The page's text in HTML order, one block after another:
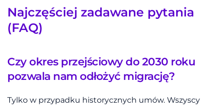
Najczęściej zadawane pytania
(FAQ)
Czy okres przejściowy do 2030 roku
pozwala nam odłożyć migrację?
Tylko w przypadku historycznych umów. Wszyscy